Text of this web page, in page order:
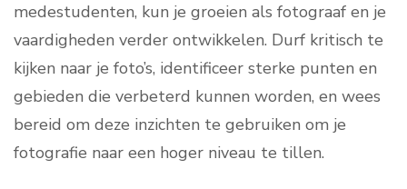
medestudenten, kun je groeien als fotograaf en je
vaardigheden verder ontwikkelen. Durf kritisch te
kijken naar je foto’s, identificeer sterke punten en
gebieden die verbeterd kunnen worden, en wees
bereid om deze inzichten te gebruiken om je
fotografie naar een hoger niveau te tillen.